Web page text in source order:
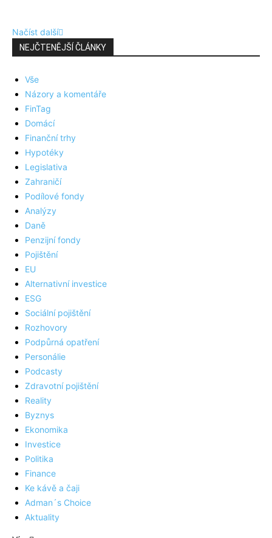
Načíst další
NEJČTENĚJŠÍ ČLÁNKY
Vše
Názory a komentáře
FinTag
Domácí
Finanční trhy
Hypotéky
Legislativa
Zahraničí
Podílové fondy
Analýzy
Daně
Penzijní fondy
Pojištění
EU
Alternativní investice
ESG
Sociální pojištění
Rozhovory
Podpůrná opatření
Personálie
Podcasty
Zdravotní pojištění
Reality
Byznys
Ekonomika
Investice
Politika
Finance
Ke kávě a čaji
Adman´s Choice
Aktuality